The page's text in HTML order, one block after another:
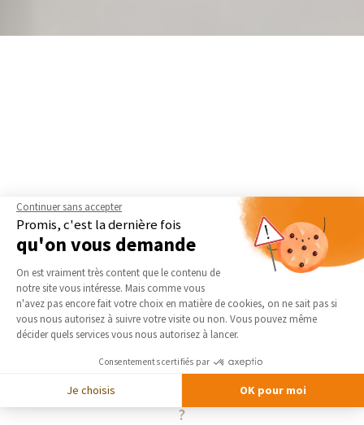
La Maison Des Travaux, comment ça marche
?
Continuer sans accepter
Promis, c'est la dernière fois
qu'on vous demande
Plateforme de Gestion du
On est vraiment très content que le contenu de
notre site vous intéresse. Mais comme vous
n'avez pas encore fait votre choix en matière de cookies, on ne sait pas si
vous nous autorisez à suivre votre visite ou non. Vous pouvez même
décider quels services vous nous autorisez à lancer.
Consentements certifiés par
Je choisis OK pour moi
Axeptio consent